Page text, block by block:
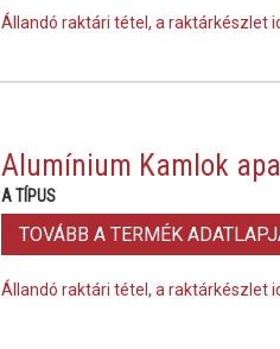
Állandó raktári tétel, a raktárkészlet
Alumínium Kamlok
A TÍPUS
TOVÁBB A TERMÉK
Állandó raktári tétel, a raktárkészlet